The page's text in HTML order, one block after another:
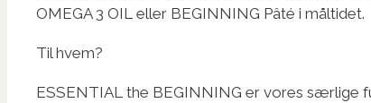
OMEGA 3 OIL eller BEGINNING Pâté i måltidet.
Til hvem?
ESSENTIAL the BEGINNING er vores særlige